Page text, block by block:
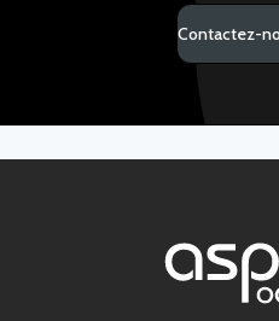
Contactez-